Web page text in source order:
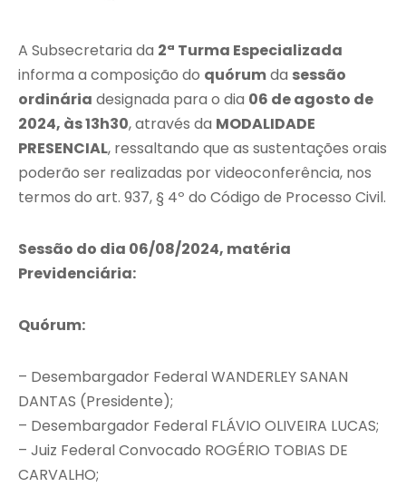
A Subsecretaria da 2ª Turma Especializada
informa a composição do quórumda sessão
ordinária designada para o dia 06 de agosto de
2024, às 13h30, através da MODALIDADE
PRESENCIAL, ressaltando que as sustentações orais
poderão ser realizadas por videoconferência, nos
termos do art. 937, § 4º do Código de Processo Civil.
Sessão do dia 06/08/2024, matéria
Previdenciária:
Quórum:
– Desembargador Federal WANDERLEY SANAN
DANTAS (Presidente);
– Desembargador Federal FLÁVIO OLIVEIRA LUCAS;
– Juiz Federal Convocado ROGÉRIO TOBIAS DE
CARVALHO;